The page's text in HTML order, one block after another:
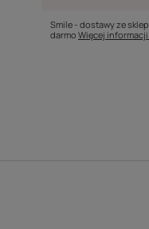
Smile - dostawy ze
darmo Więcej informacji.